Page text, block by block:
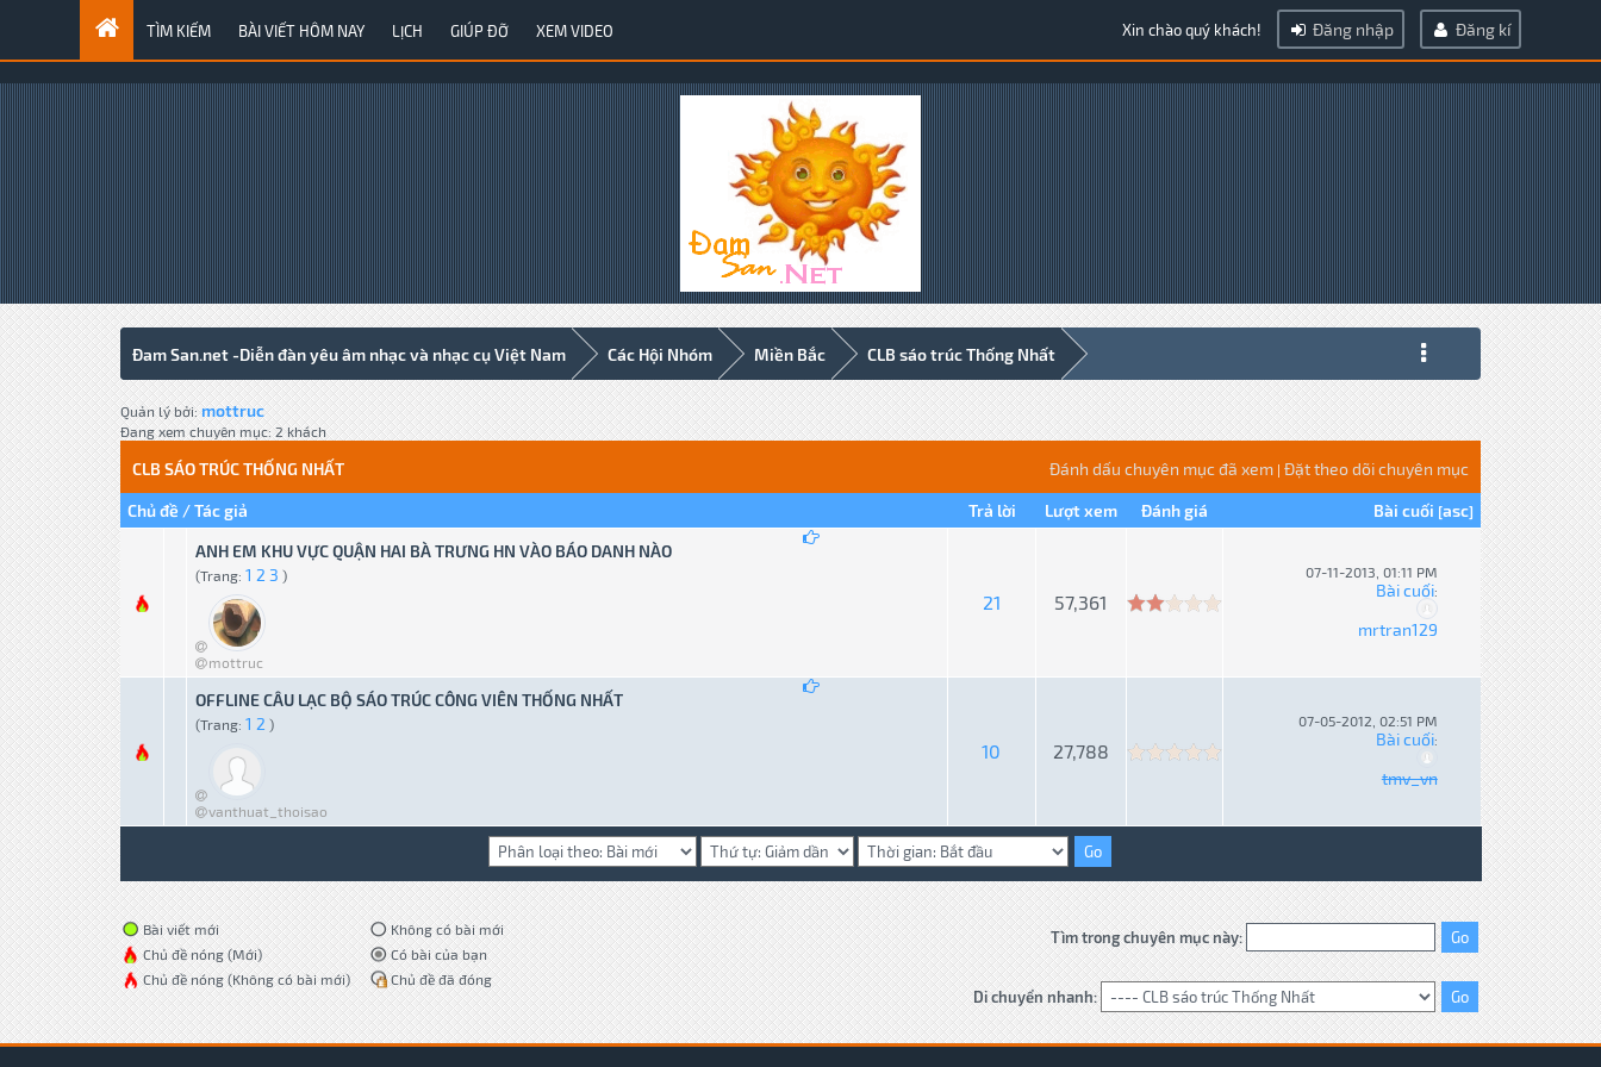
TÌM KIẾM BÀI VIẾT HÔM NAY LỊCH GIÚP ĐỠ XEM VIDEO Xin chào quý khách! Đăng nhập Đăng kí
Đam San.net -Diễn đàn yêu âm nhạc và nhạc cụ Việt Nam Các Hội Nhóm Miền Bắc CLB sáo trúc Thống Nhất
Quản lý bởi:mottruc
Đang xem chuyên mục: 2 khách
Đánh dấu chuyên mục đã xem| Đặt theo dõi chuyên mục
CLB SÁO TRÚC THỐNG NHẤT
Chủ đề /Tác giả Trả lời Lượt xem Đánh giá Bài cuối [asc]
ANH EM KHU VỰC QUẬN HAI BÀ TRƯNG HN VÀO BÁO DANH NÀO
(Trang: 1 2 3 )
mottruc
21 57,361
07-11-2013, 01:11 PM
Bài cuối:
mrtran129
OFFLINE CÂU LẠC BỘ SÁO TRÚC CÔNG VIÊN THỐNG NHẤT
(Trang: 1 2 )
vanthuat_thoisao
10 27,788
07-05-2012, 02:51 PM
Bài cuối:
tmv_vn
Bài viết mới
Chủ đề nóng (Mới)
Chủ đề nóng (Không có bài mới)
Không có bài mới
Có bài của bạn
Chủ đề đã đóng
Tìm trong chuyên mục này:
Di chuyển nhanh: